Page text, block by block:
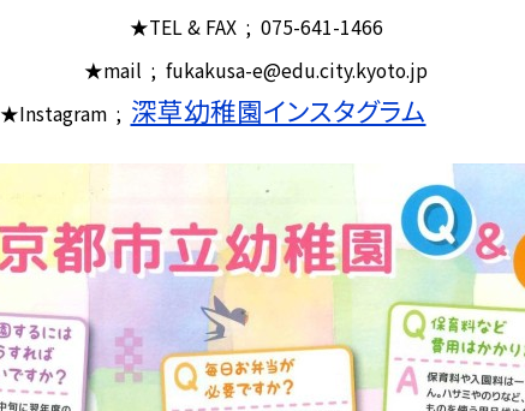
★TEL & FAX ; 075-641-1466
★mail ; fukakusa-e@edu.city.kyoto.jp
★Instagram ; 深草幼稚園インスタグラム